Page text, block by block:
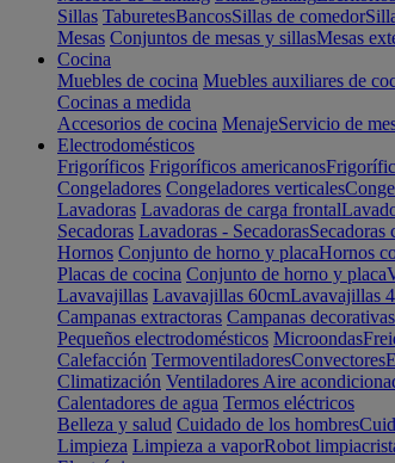
Sillas TaburetesBancosSillas de comedor
Mesas Conjuntos de mesas y sillasMesas
Cocina
Muebles de cocina Muebles auxiliares de
Cocinas a medida
Accesorios de cocina MenajeServicio de
Electrodomésticos
Frigoríficos Frigoríficos americanos
Congeladores Congeladores verticales
Lavadoras Lavadoras de carga frontal
Secadoras Lavadoras - SecadorasSecadoras
Hornos Conjunto de horno y placaHornos
Placas de cocina Conjunto de horno y placa
Lavavajillas Lavavajillas 60cmLavavajillas
Campanas extractoras Campanas decorativas
Pequeños electrodomésticos Microondas
Calefacción TermoventiladoresConvectores
Climatización Ventiladores Aire
Calentadores de agua Termos eléctricos
Belleza y salud Cuidado de los hombres
Limpieza Limpieza a vaporRobot